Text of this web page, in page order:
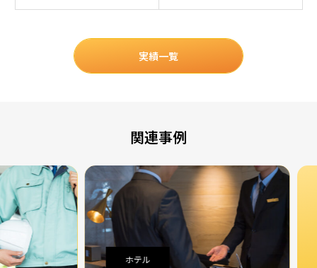
実績一覧
関連事例
ホテル